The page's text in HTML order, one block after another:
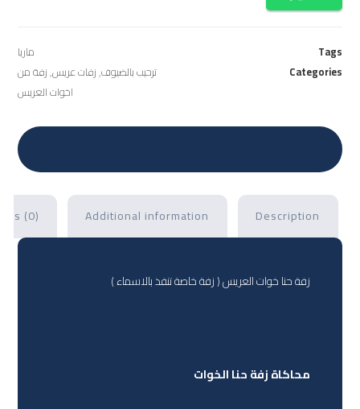
Tags
ماريا
Categories
ترحيب بالضيوف,زفات عريس,زفة من
اخوات العريس
Description
Additional information
(0)
زفة حنا خوات العريس ( زفة خاصة تنفذ بالاسماء )
محاكاة زفة حنا الخوات